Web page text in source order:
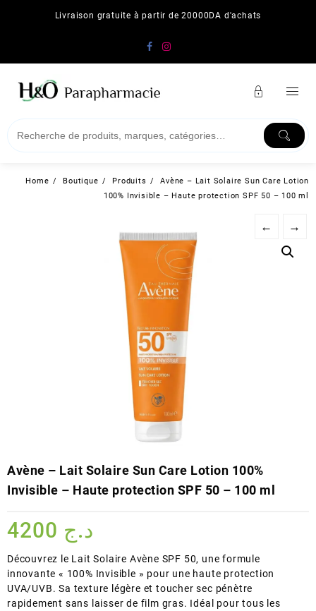
Livraison gratuite à partir de 20000DA d'achats
Home Boutique Produits
Avène – Lait Solaire Sun Care Lotion
100% Invisible – Haute protection SPF 50 – 100 ml
← →
Avène – Lait Solaire Sun Care Lotion 100%
Invisible – Haute protection SPF 50 – 100 ml
د.ج
Découvrez le Lait Solaire Avène SPF 50, une formule
innovante « 100% Invisible » pour une haute protection
UVA/UVB. Sa texture légère et toucher sec pénètre
rapidement sans laisser de film gras. Idéal pour tous les